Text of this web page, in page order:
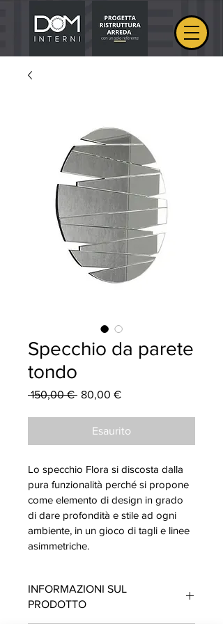
Specchio da parete
tondo
150,00 € Prezzo
80,00 €Prezzo
Esaurito
Lo specchio Flora si discosta dalla
pura funzionalità perché si propone
come elemento di design in grado
di dare profondità e stile ad ogni
ambiente, in un gioco di tagli e linee
asimmetriche.
INFORMAZIONI SUL
PRODOTTO